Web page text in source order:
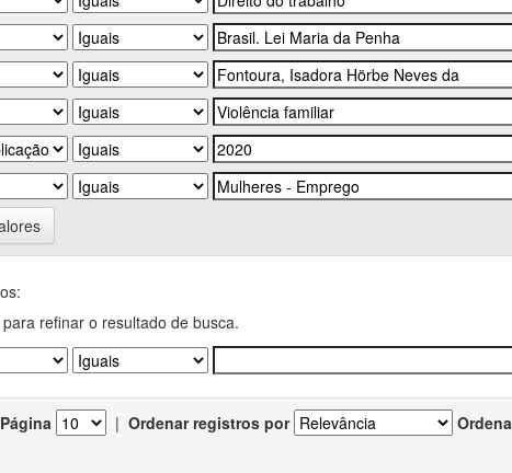
refinar o resultado de busca.
| Ordenar registros por